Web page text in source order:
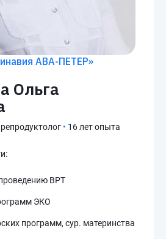
АВА-ПЕТЕР»
Ольга
• 16 лет опыта
ВРТ
ЭКО
программ, сур. материнства